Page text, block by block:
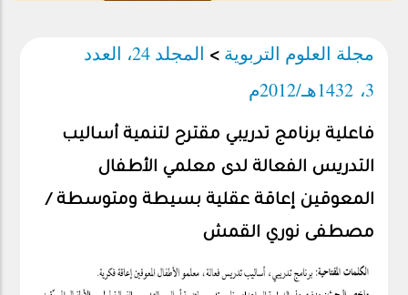
مجلة العلوم التربوية >
المجلد 24، العدد
3، 1432هـ/2012م
فاعلية برنامج تدريبي مقترح لتنمية أساليب
التدريس الفعالة لدى معلمي الأطفال
المعوقين إعاقة عقلية بسيطة ومتوسطة /
مصطفى نوري القمش